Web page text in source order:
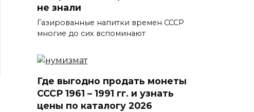
не знали
Газированные напитки времен СССР
многие до сих вспоминают
Где выгодно продать монеты
СССР 1961 – 1991 гг. и узнать
цены по каталогу 2026